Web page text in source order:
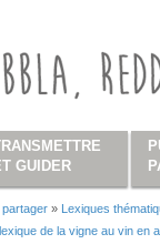
partager » Lexiques
de la vigne au vin en
GUIDER